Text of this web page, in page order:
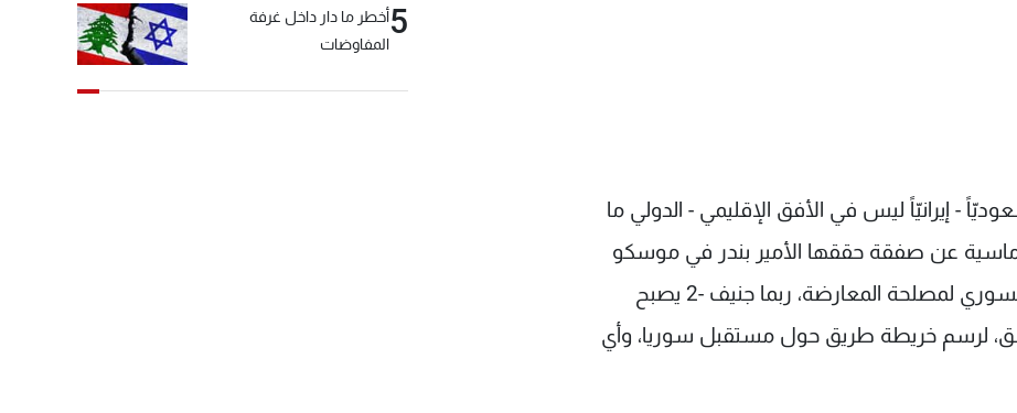
- إيرانيّاً ليس في الأفق الإقليمي - الدولي ما
عن صفقة حققها الأمير بندر في موسكو
من شأنها أن تغيّر كثيراً من ملامح المشهد السوري لمصلحة المعارضة، ربما جنيف -2 يصبح
لرسم خريطة طريق حول مستقبل سوريا، وأي
5أخطر ما دار داخل غرفة
المفاوضات